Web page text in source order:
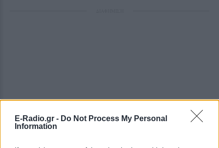
E-Radio.gr - Do Not Process My Personal
Information